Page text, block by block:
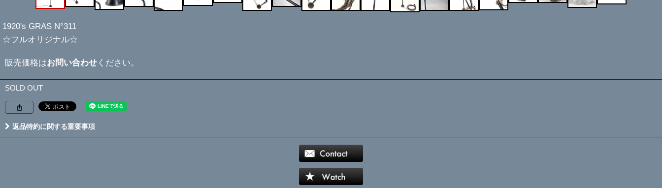
1920's GRAS N°311
☆フルオリジナル☆
販売価格はお問い合わせ ください。
SOLD OUT
返品特約に関する重要事項